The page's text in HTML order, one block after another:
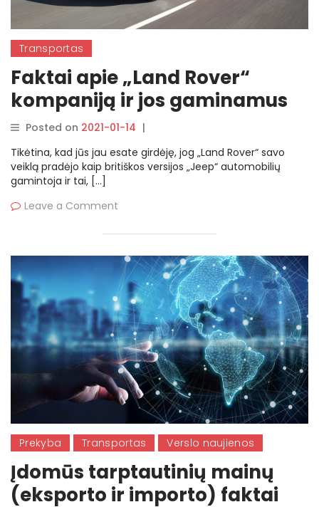
Transportas
Faktai apie „Land Rover“
kompaniją ir jos gaminamus
automobilius
Posted on 2021-01-14 |
Tikėtina, kad jūs jau esate girdėję, jog „Land Rover“ savo
veiklą pradėjo kaip britiškos versijos „Jeep“ automobilių
gamintoja ir tai, […]
Leave a Comment
Prekyba Transportas Verslo naujienos
Įdomūs tarptautinių mainų
(eksporto ir importo) faktai